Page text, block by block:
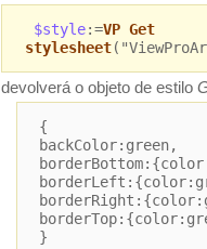
$style:=VP Get
stylesheet
devolverá o objeto de estilo
{
backColor:green,
}